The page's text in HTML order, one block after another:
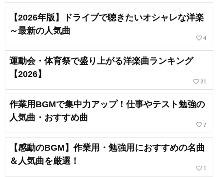
【2026年版】ドライブで聴きたいオシャレな洋楽
～最新の人気曲
favorite_border 4
運動会・体育祭で盛り上がる洋楽曲ランキング
【2026】
favorite_border 21
作業用BGMで集中力アップ！仕事やテスト勉強の
人気曲・おすすめ曲
favorite_border 7
【感動のBGM】作業用・勉強用におすすめの名曲
＆人気曲を厳選！
favorite_border 1